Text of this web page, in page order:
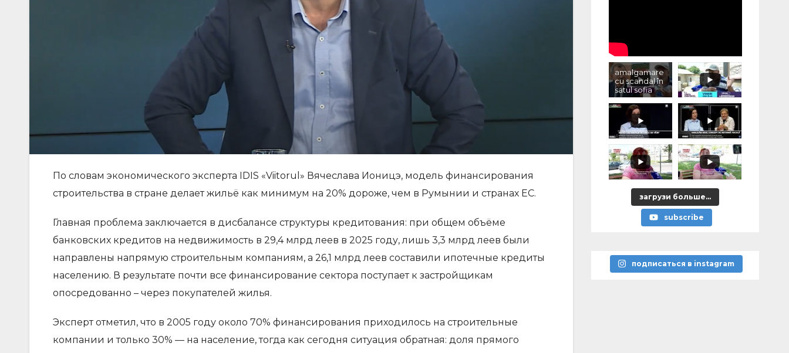
По словам экономического эксперта IDIS «Viitorul» Вячеслава Ионицэ, модель финансирования
строительства в стране делает жильё как минимум на 20% дороже, чем в Румынии и странах ЕС.
Главная проблема заключается в дисбалансе структуры кредитования: при общем объёме
банковских кредитов на недвижимость в 29,4 млрд леев в 2025 году, лишь 3,3 млрд леев были
направлены напрямую строительным компаниям, а 26,1 млрд леев составили ипотечные кредиты
населению. В результате почти все финансирование сектора поступает к застройщикам
опосредованно – через покупателей жилья.
Эксперт отметил, что в 2005 году около 70% финансирования приходилось на строительные
компании и только 30% — на население, тогда как сегодня ситуация обратная: доля прямого
amalgamare
cu scandal în
satul sofia
загрузи больше...
subscribe
подписаться в instagram